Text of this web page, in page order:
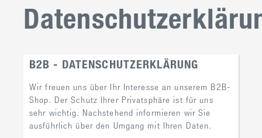
B2B - DATENSCHUTZERKLÄRUNG
Wir freuen uns über Ihr Interesse an unserem B2B-
Shop. Der Schutz Ihrer Privatsphäre ist für uns
sehr wichtig. Nachstehend informieren wir Sie
ausführlich über den Umgang mit Ihren Daten.